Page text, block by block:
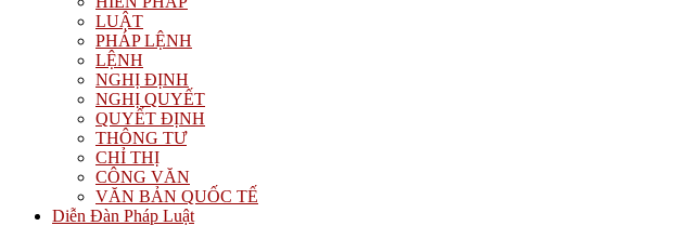
LUẬT
PHÁP LỆNH
LỆNH
NGHỊ ĐỊNH
NGHỊ QUYẾT
QUYẾT ĐỊNH
THÔNG TƯ
CHỈ THỊ
CÔNG VĂN
VĂN BẢN QUỐC TẾ
Diễn Đàn Pháp Luật